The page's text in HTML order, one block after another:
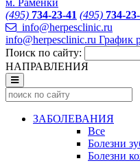
м. Раменки
(495) 734-23-41 (495) 734-
info@herpesclinic.ru
info@herpesclinic.ru График
Поиск по сайту:
НАПРАВЛЕНИЯ
ЗАБОЛЕВАНИЯ
Все
Болезни
Болезни